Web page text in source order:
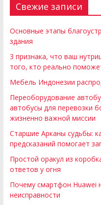
Свежие записи
Основные этапы
здания
3 признака, что ваш
того, кто реально
Мебель Индонезии
Переоборудование
автобусы для перевозки
жизненно важной миссии
Старшие Арканы судьбы:
предсказаний помогает
Простой оракул из
ответов у огня
Почему смартфон Huawei
неисправности